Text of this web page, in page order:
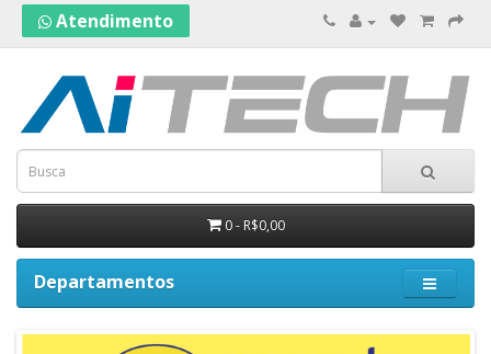
Atendimento
0 - R$0,00
Departamentos